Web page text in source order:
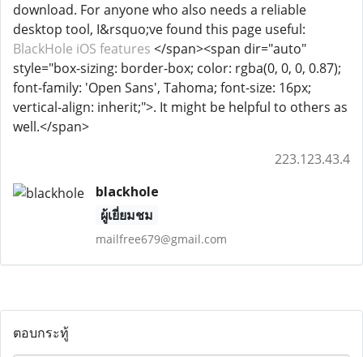
download. For anyone who also needs a reliable
desktop tool, I&rsquo;ve found this page useful:
BlackHole iOS features </span><span dir="auto"
style="box-sizing: border-box; color: rgba(0, 0, 0, 0.87);
font-family: 'Open Sans', Tahoma; font-size: 16px;
vertical-align: inherit;">. It might be helpful to others as
well.</span>
223.123.43.4
blackhole
ผู้เยี่ยมชม
mailfree679@gmail.com
ตอบกระทู้